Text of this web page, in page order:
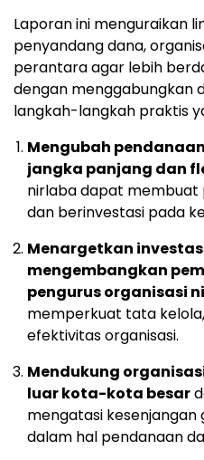
Laporan ini menguraikan
penyandang dana,
perantara agar lebih
dengan menggabungkan
langkah-langkah praktis
Mengubah
jangka panjang dan
nirlaba dapat
dan berinvestasi pada
Menargetkan
mengembangkan
pengurus organisasi
memperkuat tata
efektivitas organisasi.
Mendukung
luar kota-kota besar
mengatasi
dalam hal pendanaan